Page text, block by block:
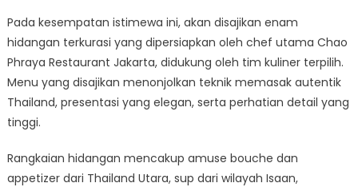
Pada kesempatan istimewa ini, akan disajikan enam
hidangan terkurasi yang dipersiapkan oleh chef utama Chao
Phraya Restaurant Jakarta, didukung oleh tim kuliner terpilih.
Menu yang disajikan menonjolkan teknik memasak autentik
Thailand, presentasi yang elegan, serta perhatian detail yang
tinggi.
Rangkaian hidangan mencakup amuse bouche dan
appetizer dari Thailand Utara, sup dari wilayah Isaan,